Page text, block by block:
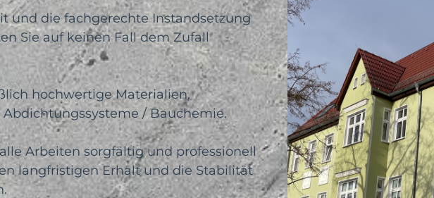
und die fachgerechte Instandsetzung
Sie auf keinen Fall dem Zufall
hochwertige Materialien,
/ Bauchemie.
Arbeiten sorgfältig und professionell
langfristigen Erhalt und die Stabilität